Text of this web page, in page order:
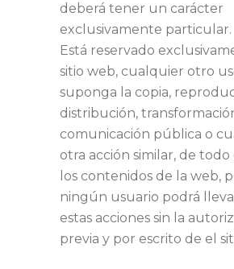
deberá tener un carácter
exclusivamente particular.
Está reservado
sitio web, cualquier otro
suponga la copia,
distribución,
comunicación pública o
otra acción similar, de
los contenidos de la web,
ningún usuario podrá
estas acciones sin la
previa y por escrito de el